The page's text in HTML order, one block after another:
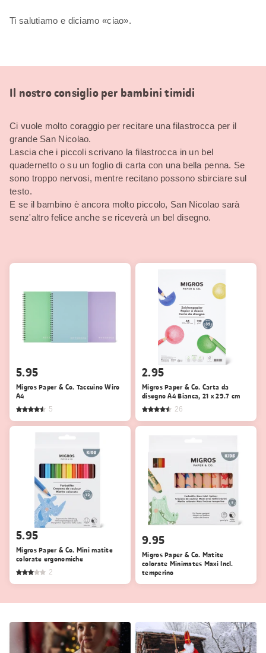
Ti salutiamo e diciamo «ciao».
Il nostro consiglio per bambini timidi
Ci vuole molto coraggio per recitare una filastrocca per il
grande San Nicolao.
Lascia che i piccoli scrivano la filastrocca in un bel
quadernetto o su un foglio di carta con una bella penna. Se
sono troppo nervosi, mentre recitano possono sbirciare sul
testo.
E se il bambino è ancora molto piccolo, San Nicolao sarà
senz'altro felice anche se riceverà un bel disegno.
5.95
Migros Paper & Co. Taccuino Wiro
A4
5
2.95
Migros Paper & Co. Carta da
disegno A4 Bianca, 21 x 29.7 cm
26
5.95
Migros Paper & Co. Mini matite
colorate ergonomiche
2
9.95
Migros Paper & Co. Matite
colorate Minimates Maxi Incl.
temperino